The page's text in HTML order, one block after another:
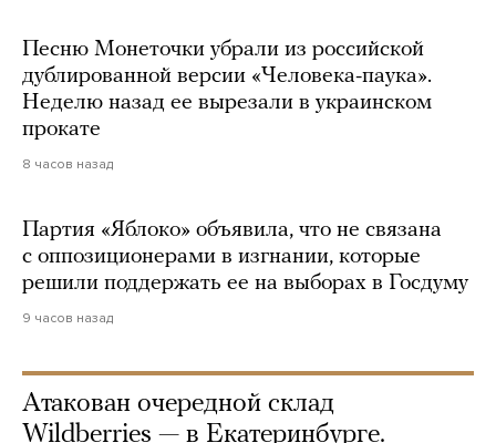
Песню Монеточки убрали из российской
дублированной версии «Человека-паука».
Неделю назад ее вырезали в украинском
прокате
8 часов назад
Партия «Яблоко» объявила, что не связана
с оппозиционерами в изгнании, которые
решили поддержать ее на выборах в Госдуму
9 часов назад
Атакован очередной склад
Wildberries — в Екатеринбурге.